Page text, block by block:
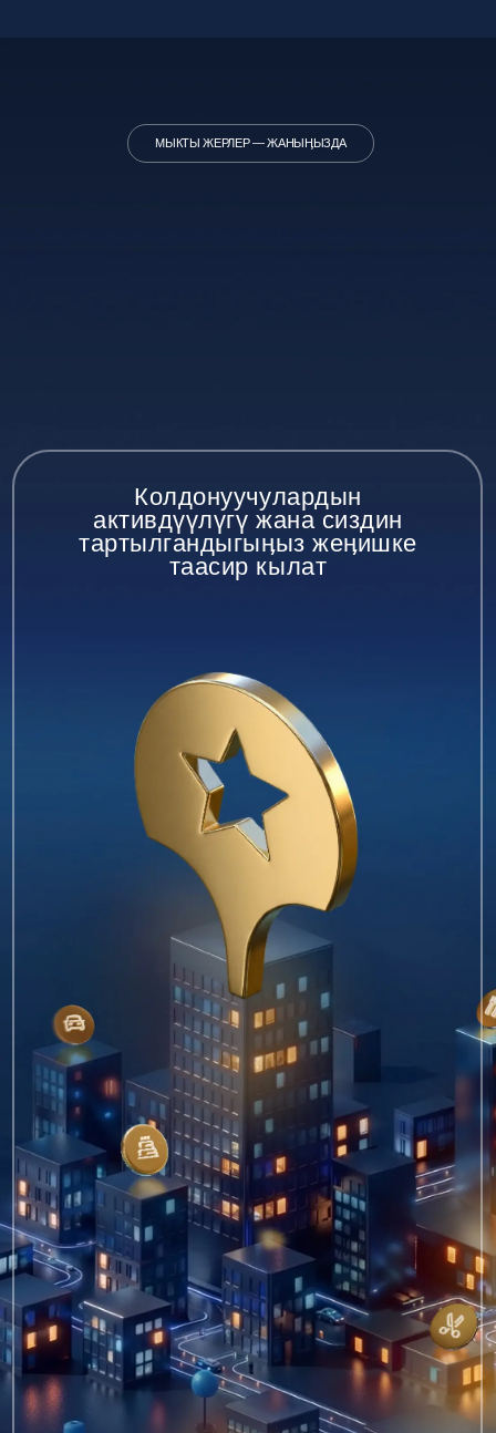
тартылгандыгыӊыз жеӊишке
таасир кылат
Байланыштар
Карточканын рейтинги жыл ичиндеги
баалоо үчүн 4,3☆ жана андан жогору
болууга тийиш.
Жогору рейтинг
Жакшы фотолор дараметтүү
кардардын компанияны тандоо
мүмкүнчүлүгүн көбөйтөт.
Карточкадагы фотосүрөттөр
Оң пикирлер көп болсо — карточканын рейтинги
жогору болот. Кардарларыңызды кайтарым
байланыш калтырууга мотивдештириңиз.